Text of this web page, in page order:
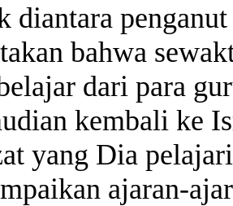
diantara
bahwa
dari para
kembali ke
yang Dia
ajaran-